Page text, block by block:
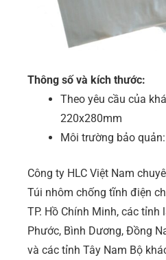
Thông số và kích thước:
Theo yêu cầu của
220x280mm
Môi trường bảo quản:
Công ty HLC Việt Nam
Túi nhôm chống tĩnh điện
TP. Hồ Chính Minh, các tỉnh
Phước, Bình Dương, Đồng
và các tỉnh Tây Nam Bộ